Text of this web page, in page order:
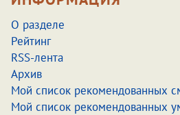
О разделе
Рейтинг
RSS-лента
Архив
Мой список рекомендованных
Мой список рекомендованных